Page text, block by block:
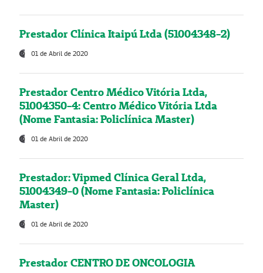
Prestador Clínica Itaipú Ltda (51004348-2)
01 de Abril de 2020
Prestador Centro Médico Vitória Ltda,
51004350-4: Centro Médico Vitória Ltda
(Nome Fantasia: Policlínica Master)
01 de Abril de 2020
Prestador: Vipmed Clínica Geral Ltda,
51004349-0 (Nome Fantasia: Policlínica
Master)
01 de Abril de 2020
Prestador CENTRO DE ONCOLOGIA